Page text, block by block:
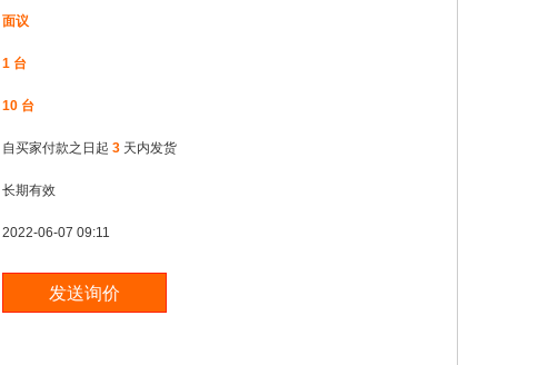
面议
1 台
10 台
自买家付款之日起 3 天内发货
长期有效
2022-06-07 09:11